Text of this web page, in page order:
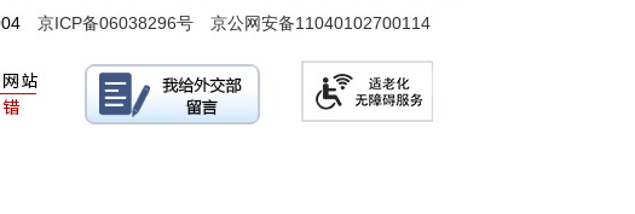
京ICP备06038296号 京公网安备11040102700114